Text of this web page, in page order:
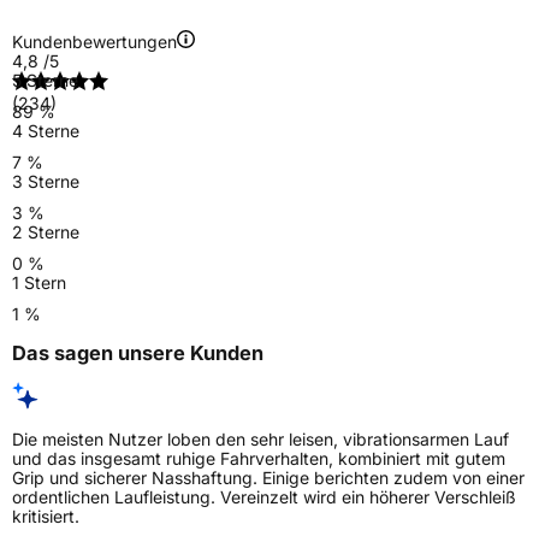
Kundenbewertungen
4,8 /5
(234)
5 Sterne
89 %
4 Sterne
7 %
3 Sterne
3 %
2 Sterne
0 %
1 Stern
1 %
Das sagen unsere Kunden
Die meisten Nutzer loben den sehr leisen, vibrationsarmen Lauf
und das insgesamt ruhige Fahrverhalten, kombiniert mit gutem
Grip und sicherer Nasshaftung. Einige berichten zudem von einer
ordentlichen Laufleistung. Vereinzelt wird ein höherer Verschleiß
kritisiert.